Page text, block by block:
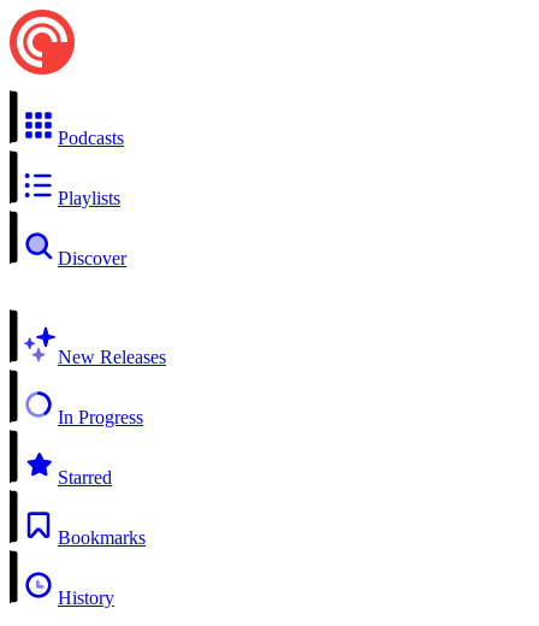
Podcasts
Playlists
Discover
New Releases
In Progress
Starred
Bookmarks
History